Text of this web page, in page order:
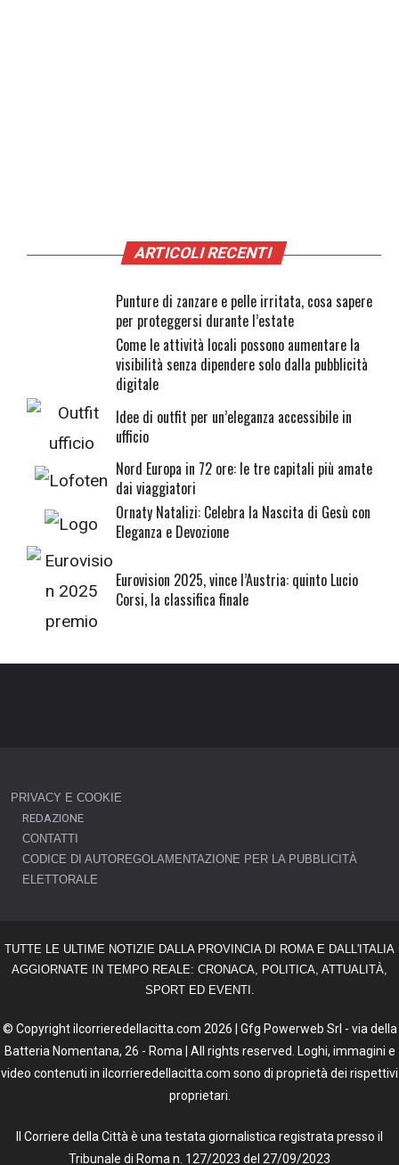
ARTICOLI RECENTI
Punture di zanzare e pelle irritata, cosa sapere
per proteggersi durante l’estate
Come le attività locali possono aumentare la
visibilità senza dipendere solo dalla pubblicità
digitale
Idee di outfit per un’eleganza accessibile in
ufficio
Nord Europa in 72 ore: le tre capitali più amate
dai viaggiatori
Ornaty Natalizi: Celebra la Nascita di Gesù con
Eleganza e Devozione
Eurovision 2025, vince l’Austria: quinto Lucio
Corsi, la classifica finale
PRIVACY E COOKIE
REDAZIONE
CONTATTI
CODICE DI AUTOREGOLAMENTAZIONE PER LA PUBBLICITÀ
ELETTORALE
TUTTE LE ULTIME NOTIZIE DALLA PROVINCIA DI ROMA E DALL'ITALIA
AGGIORNATE IN TEMPO REALE: CRONACA, POLITICA, ATTUALITÀ,
SPORT ED EVENTI.
© Copyright ilcorrieredellacitta.com 2026 | Gfg Powerweb Srl - via della
Batteria Nomentana, 26 - Roma | All rights reserved. Loghi, immagini e
video contenuti in ilcorrieredellacitta.com sono di proprietà dei rispettivi
proprietari.
Il Corriere della Città è una testata giornalistica registrata presso il
Tribunale di Roma n. 127/2023 del 27/09/2023